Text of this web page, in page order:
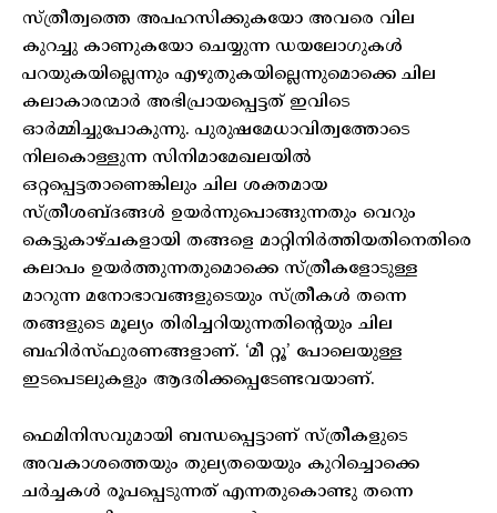
സ്ത്രീത്വത്തെ അപഹസിക്കുകയോ അവരെ വില
കുറച്ചു കാണുകയോ ചെയ്യുന്ന ഡയലോഗുകൾ
പറയുകയില്ലെന്നും എഴുതുകയില്ലെന്നുമൊക്കെ ചില
കലാകാരന്മാർ അഭിപ്രായപ്പെട്ടത് ഇവിടെ
ഓർമ്മിച്ചുപോകുന്നു. പുരുഷമേധാവിത്വത്തോടെ
നിലകൊള്ളുന്ന സിനിമാമേഖലയിൽ
ഒറ്റപ്പെട്ടതാണെങ്കിലും ചില ശക്തമായ
സ്ത്രീശബ്ദങ്ങൾ ഉയർന്നുപൊങ്ങുന്നതും വെറും
കെട്ടുകാഴ്ചകളായി തങ്ങളെ മാറ്റിനിർത്തിയതിനെതിരെ
കലാപം ഉയർത്തുന്നതുമൊക്കെ സ്ത്രീകളോടുള്ള
മാറുന്ന മനോഭാവങ്ങളുടെയും സ്ത്രീകൾ തന്നെ
തങ്ങളുടെ മൂല്യം തിരിച്ചറിയുന്നതിന്റെയും ചില
ബഹിർസ്ഫുരണങ്ങളാണ്. ‘മീ റ്റൂ’ പോലെയുള്ള
ഇടപെടലുകളും ആദരിക്കപ്പെടേണ്ടവയാണ്.
ഫെമിനിസവുമായി ബന്ധപ്പെട്ടാണ് സ്ത്രീകളുടെ
അവകാശത്തെയും തുല്യതയെയും കുറിച്ചൊക്കെ
ചർച്ചകൾ രൂപപ്പെടുന്നത് എന്നതുകൊണ്ടു തന്നെ